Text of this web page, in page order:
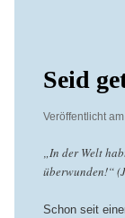
Seid
Veröffentlicht am
„In der Welt
überwunden!“
Schon seit